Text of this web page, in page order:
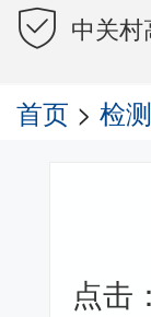
中关村
首页 > 检
点击